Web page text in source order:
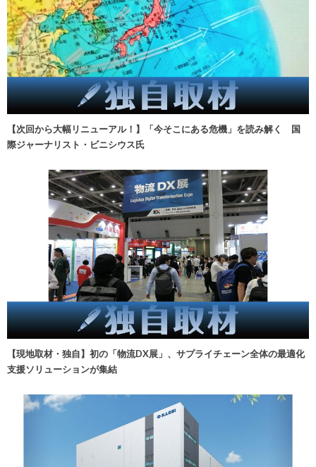
【次回から大幅リニューアル！】「今そこにある危機」を読み解く 国
際ジャーナリスト・ビニシウス氏
【現地取材・独自】初の「物流DX展」、サプライチェーン全体の最適化
支援ソリューションが集結